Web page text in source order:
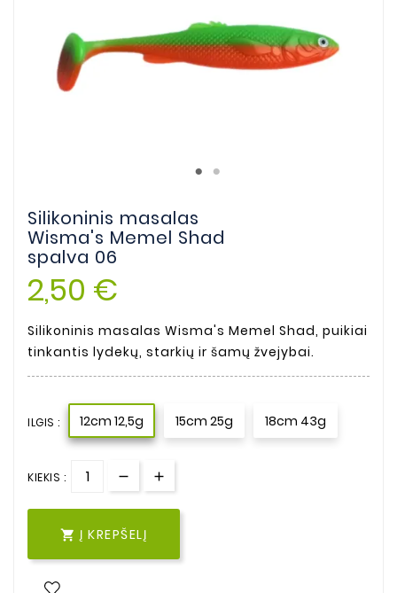
Silikoninis masalas
Wisma's Memel Shad
spalva 06
2,50 €
Silikoninis masalas Wisma's Memel Shad, puikiai
tinkantis lydekų, starkių ir šamų žvejybai.
ILGIS : 12cm 12,5g 15cm 25g 18cm 43g
KIEKIS :
 Į KREPŠELĮ